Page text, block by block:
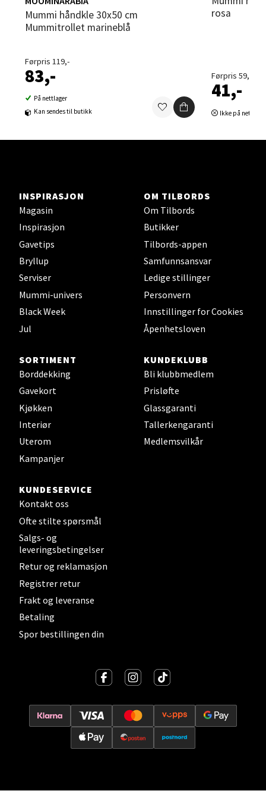
Mummi håndkle 30x50 cm
Mummitrollet marineblå
Førpris 119,-
83,-
På nettlager
Kan sendes til butikk
rosa
Førpris 59,-
41,-
Ikke på
INSPIRASJON
Magasin
Inspirasjon
Gavetips
Bryllup
Serviser
Mummi-univers
Black Week
Jul
OM TILBORDS
Om Tilbords
Butikker
Tilbords-appen
Samfunnsansvar
Ledige stillinger
Personvern
Innstillinger for Cookies
Åpenhetsloven
SORTIMENT
Borddekking
Gavekort
Kjøkken
Interiør
Uterom
Kampanjer
KUNDEKLUBB
Bli klubbmedlem
Prisløfte
Glassgaranti
Tallerkengaranti
Medlemsvilkår
KUNDESERVICE
Kontakt oss
Ofte stilte spørsmål
Salgs- og
leveringsbetingelser
Retur og reklamasjon
Registrer retur
Frakt og leveranse
Betaling
Spor bestillingen din
Sortland - Sortland Storsenter
Åpent i dag 10-16
0 i butikk
Velg
Sjøfartsgata 2, 7714 Steinkjer
Åpent i dag 10-18
0 i butikk
Åpent i dag 10-15
Velg
Vitaminveien 7 - 9, 0485 Oslo
Åpent i dag 10-19
0 i butikk
Lillehammer - Strandtorget
Åpent i dag 09-18
Velg